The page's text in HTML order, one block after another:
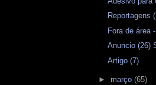
Reportagens
Fora de área
Anuncio (26)
Artigo (7)
► março (65)